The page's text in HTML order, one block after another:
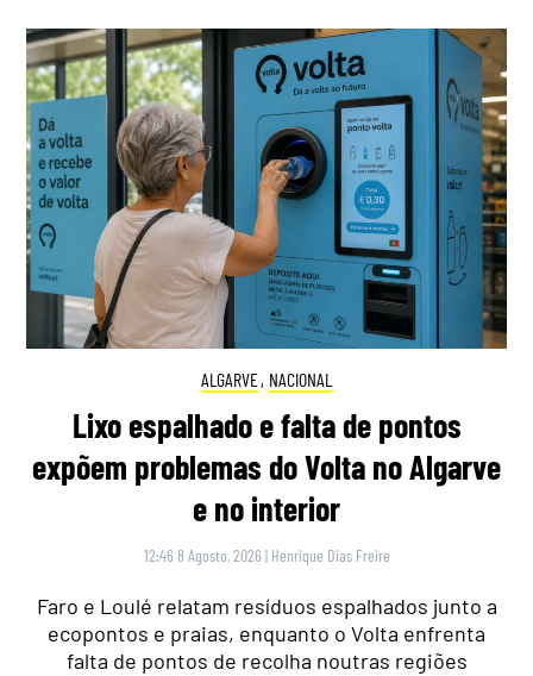
ALGARVE, NACIONAL
Lixo espalhado e falta de pontos
expõem problemas do Volta no Algarve
e no interior
12:46 8 Agosto, 2026 | Henrique Dias Freire
Faro e Loulé relatam resíduos espalhados junto a
ecopontos e praias, enquanto o Volta enfrenta
falta de pontos de recolha noutras regiões